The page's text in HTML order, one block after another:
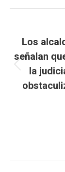
Los
señalan
la